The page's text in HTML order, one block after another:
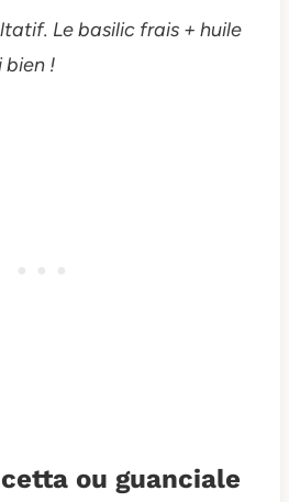
Le basilic frais + huile
bien !
ou guanciale